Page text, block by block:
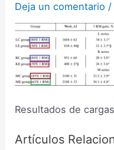
Deja un comentario /
Resultados de
Artículos